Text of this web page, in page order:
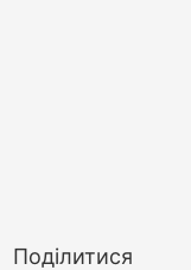
Поділитися